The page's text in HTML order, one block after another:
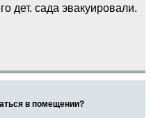
дет. сада эвакуировали.
в помещении?